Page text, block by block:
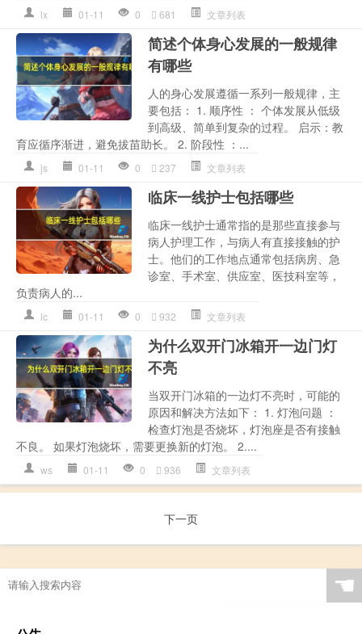
lx 01-11 0 681 文章列表
简述个体身心发展的一般规律
有哪些
人的身心发展遵循一系列一般规律，主
要包括： 1. 顺序性 ： 个体发展从低级
到高级、简单到复杂的过程。 启示：教
育应循序渐进，避免拔苗助长。 2. 阶段性 ：...
js 01-11 0 237 文章列表
临床一线护士包括哪些
临床一线护士通常指的是那些直接参与
病人护理工作，与病人有直接接触的护
士。他们的工作地点通常包括病房、急
诊室、手术室、供应室、医技科室等，
负责病人的...
lc 01-11 0 932 文章列表
为什么双开门冰箱开一边门灯
不亮
当双开门冰箱的一边灯不亮时，可能的
原因和解决方法如下： 1. 灯泡问题 ：
检查灯泡是否烧坏，灯泡座是否有接触
不良。 如果灯泡烧坏，需要更换新的灯泡。 2....
ws 01-11 0 936 文章列表
下一页
☚